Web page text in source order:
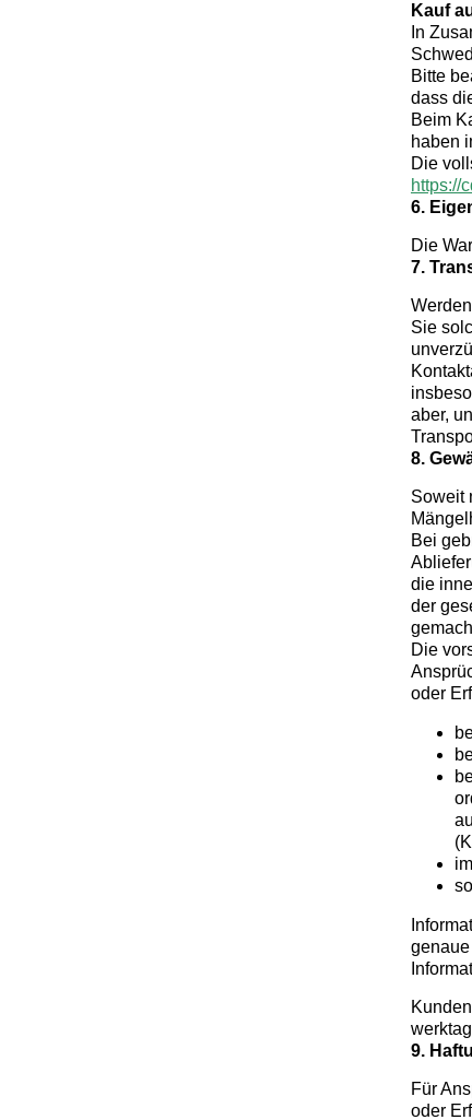
Kauf
In
Bitte
dass
Beim
haben
Die
https://
6.
Die
7.
Sie
aber,
8.
Soweit
Bei
die
der
Die
oder
9.
Für
oder